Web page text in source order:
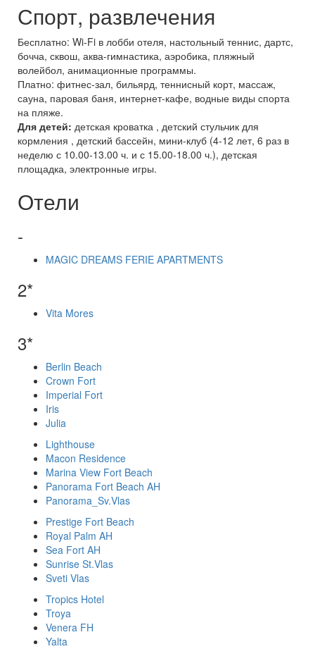
Спорт, развлечения
Бесплатно: Wi-Fi в лобби отеля, настольный теннис, дартс,
бочча, сквош, аква-гимнастика, аэробика, пляжный
волейбол, анимационные программы.
Платно: фитнес-зал, бильярд, теннисный корт, массаж,
сауна, паровая баня, интернет-кафе, водные виды спорта
на пляже.
Для детей: детская кроватка , детский стульчик для
кормления , детский бассейн, мини-клуб (4-12 лет, 6 раз в
неделю с 10.00-13.00 ч. и с 15.00-18.00 ч.), детская
площадка, электронные игры.
Отели
-
MAGIC DREAMS FERIE APARTMENTS
2*
Vita Mores
3*
Berlin Beach
Crown Fort
Imperial Fort
Iris
Julia
Lighthouse
Macon Residence
Marina View Fort Beach
Panorama Fort Beach AH
Panorama_Sv.Vlas
Prestige Fort Beach
Royal Palm AH
Sea Fort AH
Sunrise St.Vlas
Sveti Vlas
Tropics Hotel
Troya
Venera FH
Yalta